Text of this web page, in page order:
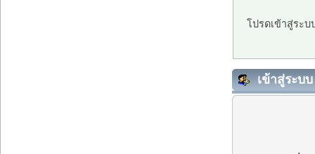
โปรดเข้าสู่ระ
เข้าสู่ระบบ